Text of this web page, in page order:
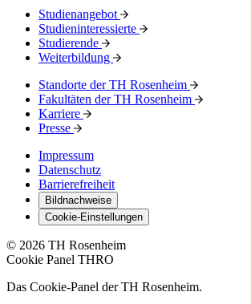
Studienangebot
Studieninteressierte
Studierende
Weiterbildung
Standorte der TH Rosenheim
Fakultäten der TH Rosenheim
Karriere
Presse
Impressum
Datenschutz
Barrierefreiheit
Bildnachweise
Cookie-Einstellungen
© 2026 TH Rosenheim
Cookie Panel THRO
Das Cookie-Panel der TH Rosenheim.